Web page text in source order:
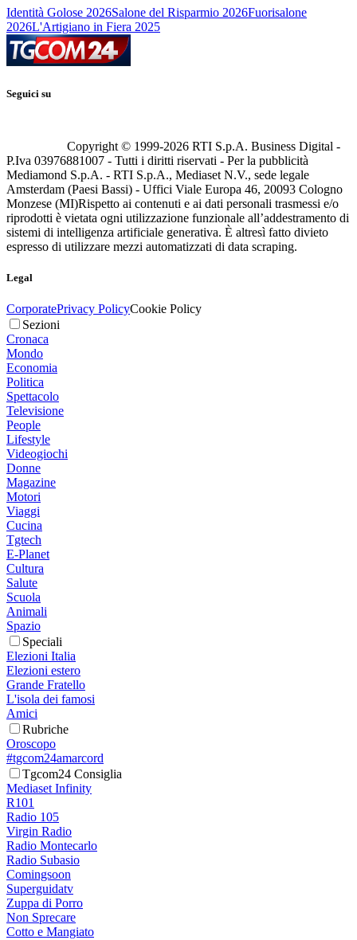
Identità Golose 2026Salone del Risparmio 2026Fuorisalone
2026L'Artigiano in Fiera 2025
Seguici su
Copyright © 1999-2026 RTI S.p.A. Business Digital -
P.Iva 03976881007 - Tutti i diritti riservati - Per la pubblicità
Mediamond S.p.A. - RTI S.p.A., Mediaset N.V., sede legale
Amsterdam (Paesi Bassi) - Uffici Viale Europa 46, 20093 Cologno
Monzese (MI)Rispetto ai contenuti e ai dati personali trasmessi e/o
riprodotti è vietata ogni utilizzazione funzionale all’addestramento di
sistemi di intelligenza artificiale generativa. È altresì fatto divieto
espresso di utilizzare mezzi automatizzati di data scraping.
Legal
CorporatePrivacy PolicyCookie Policy
Sezioni
Cronaca
Mondo
Economia
Politica
Spettacolo
Televisione
People
Lifestyle
Videogiochi
Donne
Magazine
Motori
Viaggi
Cucina
Tgtech
E-Planet
Cultura
Salute
Scuola
Animali
Spazio
Speciali
Elezioni Italia
Elezioni estero
Grande Fratello
L'isola dei famosi
Amici
Rubriche
Oroscopo
#tgcom24amarcord
Tgcom24 Consiglia
Mediaset Infinity
R101
Radio 105
Virgin Radio
Radio Montecarlo
Radio Subasio
Comingsoon
Superguidatv
Zuppa di Porro
Non Sprecare
Cotto e Mangiato